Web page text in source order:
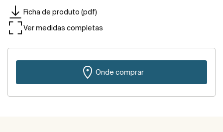
Ficha de produto (pdf)
Ver medidas completas
Onde comprar